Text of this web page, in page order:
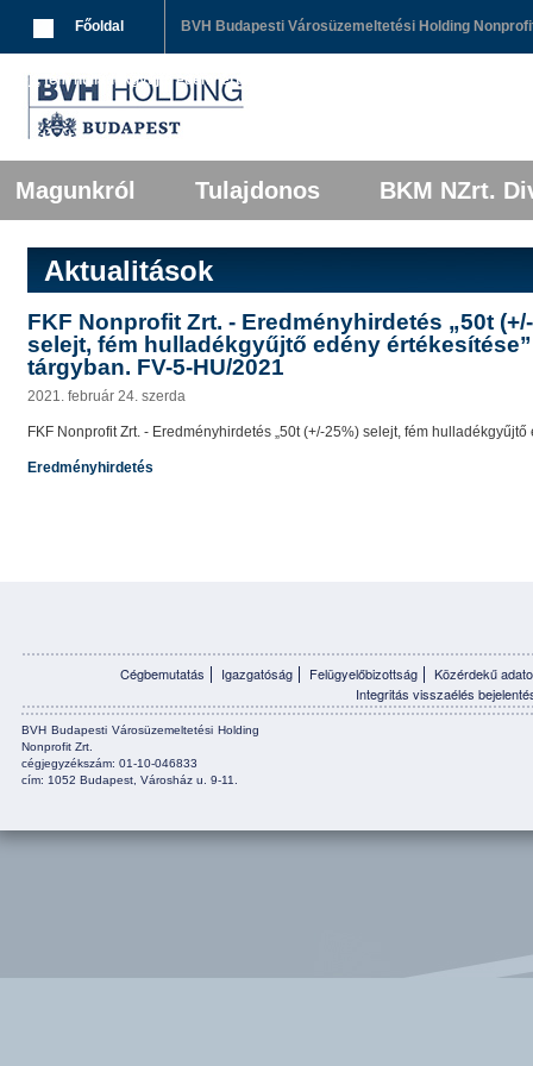
Tovább az elsődleges tartalomra
Tovább a másodlagos tartalomra
Magunkról Tulajdonos BKM NZrt.
BreadcrumbsFőoldal BVH Budapesti Városüzemeltetési Holding
selejt, fém hulladékgyűjtő edény értékesítése” tárgyban. FV-5-HU/2021
Aktualitások
FKF Nonprofit Zrt. - Eredményhirdetés „50t
selejt, fém hulladékgyűjtő edény értékesítése”
tárgyban. FV-5-HU/2021
2021. február 24. szerda
FKF Nonprofit Zrt. - Eredményhirdetés „50t (+/-25%) selejt, fém
Eredményhirdetés
Cégbemutatás Igazgatóság Felügyelőbizottság
Közérdekű
Integritás visszaélés
BVH Budapesti Városüzemeltetési Holding
Nonprofit Zrt.
cégjegyzékszám: 01-10-046833
cím: 1052 Budapest, Városház u. 9-11.